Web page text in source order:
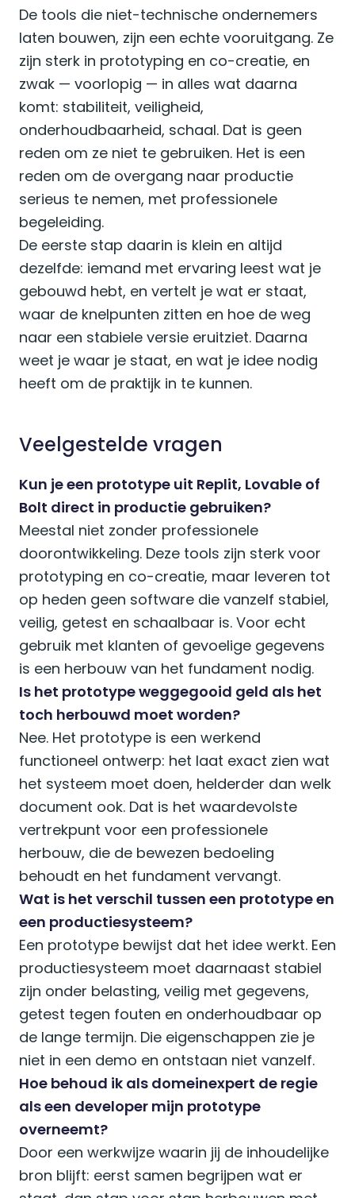
De tools die niet-technische ondernemers
laten bouwen, zijn een echte vooruitgang. Ze
zijn sterk in prototyping en co-creatie, en
zwak — voorlopig — in alles wat daarna
komt: stabiliteit, veiligheid,
onderhoudbaarheid, schaal. Dat is geen
reden om ze niet te gebruiken. Het is een
reden om de overgang naar productie
serieus te nemen, met professionele
begeleiding.
De eerste stap daarin is klein en altijd
dezelfde: iemand met ervaring leest wat je
gebouwd hebt, en vertelt je wat er staat,
waar de knelpunten zitten en hoe de weg
naar een stabiele versie eruitziet. Daarna
weet je waar je staat, en wat je idee nodig
heeft om de praktijk in te kunnen.
Veelgestelde vragen
Kun je een prototype uit Replit, Lovable of
Bolt direct in productie gebruiken?
Meestal niet zonder professionele
doorontwikkeling. Deze tools zijn sterk voor
prototyping en co-creatie, maar leveren tot
op heden geen software die vanzelf stabiel,
veilig, getest en schaalbaar is. Voor echt
gebruik met klanten of gevoelige gegevens
is een herbouw van het fundament nodig.
Is het prototype weggegooid geld als het
toch herbouwd moet worden?
Nee. Het prototype is een werkend
functioneel ontwerp: het laat exact zien wat
het systeem moet doen, helderder dan welk
document ook. Dat is het waardevolste
vertrekpunt voor een professionele
herbouw, die de bewezen bedoeling
behoudt en het fundament vervangt.
Wat is het verschil tussen een prototype en
een productiesysteem?
Een prototype bewijst dat het idee werkt. Een
productiesysteem moet daarnaast stabiel
zijn onder belasting, veilig met gegevens,
getest tegen fouten en onderhoudbaar op
de lange termijn. Die eigenschappen zie je
niet in een demo en ontstaan niet vanzelf.
Hoe behoud ik als domeinexpert de regie
als een developer mijn prototype
overneemt?
Door een werkwijze waarin jij de inhoudelijke
bron blijft: eerst samen begrijpen wat er